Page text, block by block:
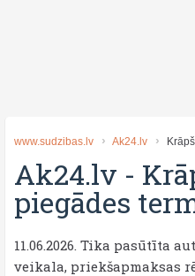
www.sudzibas.lv Ak24.lv
Ak24.lv -
piegādes
11.06.2026. Tika pasūtīta
veikala, priekšapmaksas